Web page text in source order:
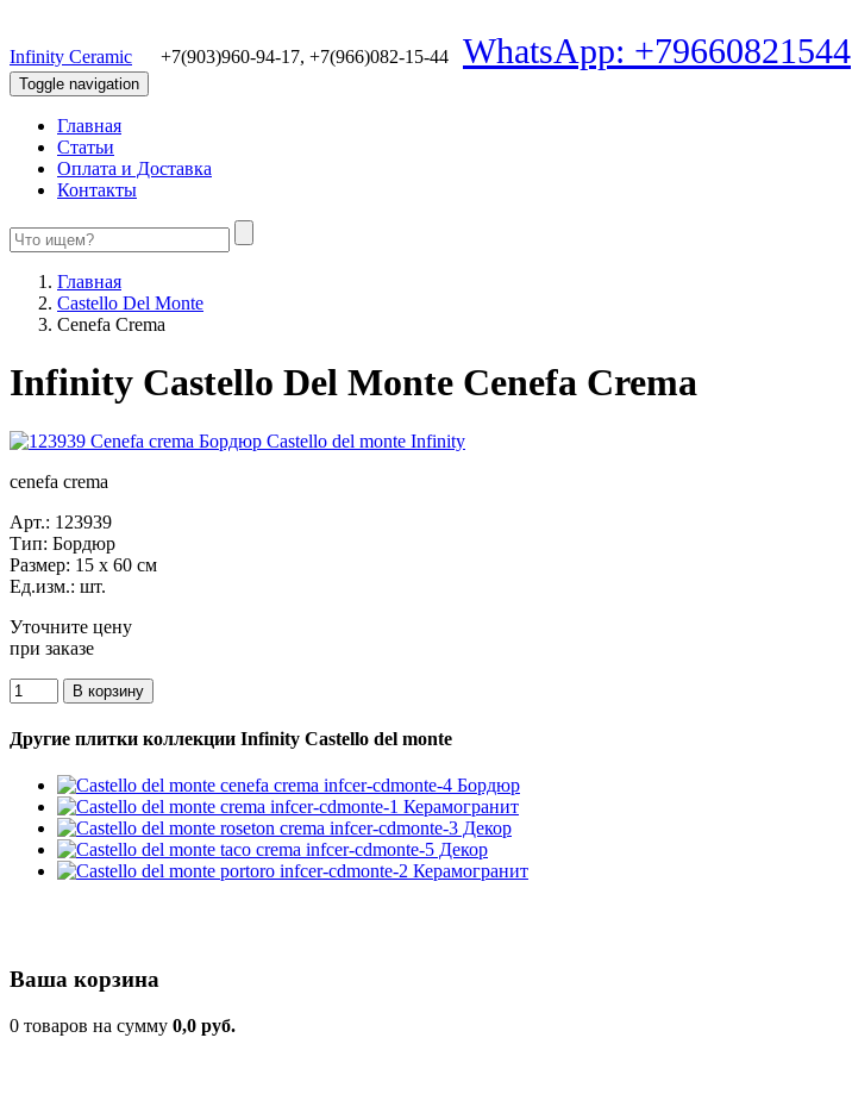
Infinity Ceramic +7(903)960-94-17, +7(966)082-15-44 WhatsApp: +79660821544
Toggle navigation
Главная
Статьи
Оплата и Доставка
Контакты
Главная
Castello Del Monte
Cenefa Crema
Infinity Castello Del Monte Cenefa Crema
cenefa crema
Арт.: 123939
Тип: Бордюр
Размер: 15 x 60 см
Ед.изм.: шт.
Уточните цену
при заказе
Другие плитки коллекции Infinity Castello del monte
Ваша корзина
0 товаров на сумму 0,0 руб.